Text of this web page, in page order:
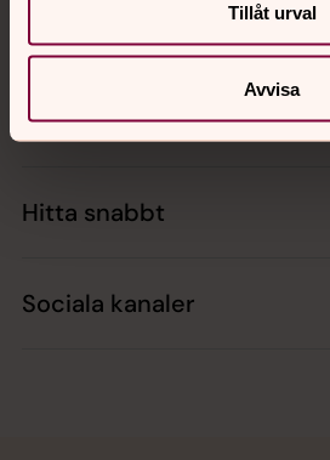
Tillåt urval
Avvisa
Kalender
Hitta snabbt
Sociala kanaler